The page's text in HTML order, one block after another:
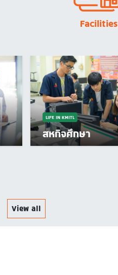
Facilities
LIFE IN KMITL
สหกิจศึกษา
View all